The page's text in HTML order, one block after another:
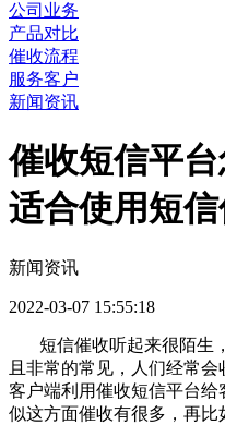
公司业务
产品对比
催收流程
服务客户
新闻资讯
催收短信平
适合使用短
新闻资讯
2022-03-07 15:55:18
短信催收听起来很陌生
且非常的常见，人们经常
客户端利用催收短信平台
似这方面催收有很多，再